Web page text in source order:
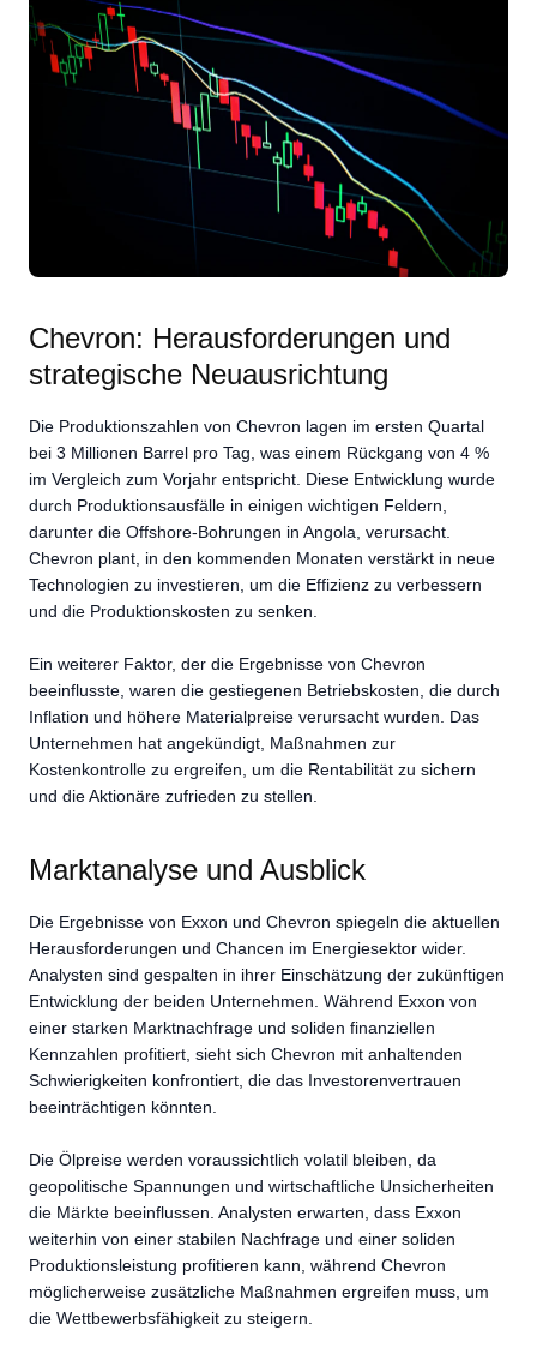
Chevron: Herausforderungen und
strategische Neuausrichtung
Die Produktionszahlen von Chevron lagen im ersten Quartal
bei 3 Millionen Barrel pro Tag, was einem Rückgang von 4 %
im Vergleich zum Vorjahr entspricht. Diese Entwicklung wurde
durch Produktionsausfälle in einigen wichtigen Feldern,
darunter die Offshore-Bohrungen in Angola, verursacht.
Chevron plant, in den kommenden Monaten verstärkt in neue
Technologien zu investieren, um die Effizienz zu verbessern
und die Produktionskosten zu senken.
Ein weiterer Faktor, der die Ergebnisse von Chevron
beeinflusste, waren die gestiegenen Betriebskosten, die durch
Inflation und höhere Materialpreise verursacht wurden. Das
Unternehmen hat angekündigt, Maßnahmen zur
Kostenkontrolle zu ergreifen, um die Rentabilität zu sichern
und die Aktionäre zufrieden zu stellen.
Marktanalyse und Ausblick
Die Ergebnisse von Exxon und Chevron spiegeln die aktuellen
Herausforderungen und Chancen im Energiesektor wider.
Analysten sind gespalten in ihrer Einschätzung der zukünftigen
Entwicklung der beiden Unternehmen. Während Exxon von
einer starken Marktnachfrage und soliden finanziellen
Kennzahlen profitiert, sieht sich Chevron mit anhaltenden
Schwierigkeiten konfrontiert, die das Investorenvertrauen
beeinträchtigen könnten.
Die Ölpreise werden voraussichtlich volatil bleiben, da
geopolitische Spannungen und wirtschaftliche Unsicherheiten
die Märkte beeinflussen. Analysten erwarten, dass Exxon
weiterhin von einer stabilen Nachfrage und einer soliden
Produktionsleistung profitieren kann, während Chevron
möglicherweise zusätzliche Maßnahmen ergreifen muss, um
die Wettbewerbsfähigkeit zu steigern.